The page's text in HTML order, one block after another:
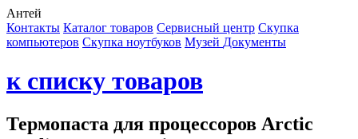
Антей
Контакты Каталог товаров Сервисный центр Cкупка
компьютеров Cкупка ноутбуков Музей Документы
к списку товаров
Термопаста для процессоров Arctic